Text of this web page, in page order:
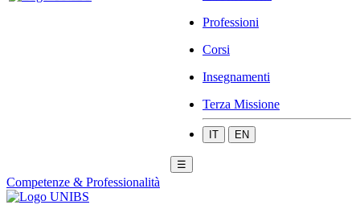
Professioni
Corsi
Insegnamenti
Terza Missione
IT EN
☰
Competenze & Professionalità